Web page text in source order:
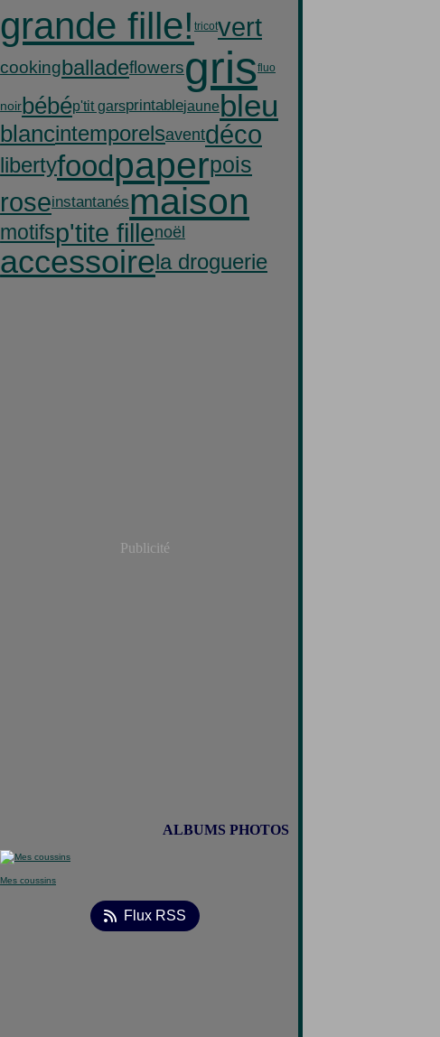
grande fille! tricotvert
cookingballadeflowersgrisfluo
noirbébép'tit garsprintablejaunebleu
blancintemporelsaventdéco
libertyfoodpaperpois
roseinstantanésmaison
motifsp'tite fillenoël
accessoirela droguerie
Publicité
ALBUMS PHOTOS
Mes coussins
Flux RSS